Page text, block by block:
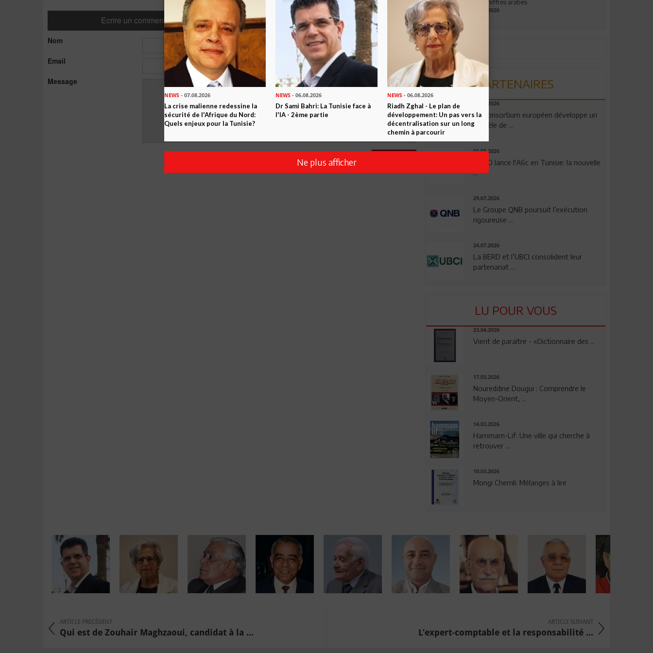
Ecrire un commentaire Commenter
Nom
Email
Message
aux chiffres arabes
09.07.2026
PARTENAIRES
06.08.2026
Un consortium européen développe un
modèle de ...
04.08.2026
OPPO lance l'A6c en Tunisie: la nouvelle
...
29.07.2026
Le Groupe QNB poursuit l’exécution
rigoureuse ...
24.07.2026
La BERD et l’UBCI consolident leur
partenariat ...
LU POUR VOUS
23.04.2026
Vient de paraître - «Dictionnaire des ...
17.03.2026
Noureddine Dougui : Comprendre le
Moyen-Orient, ...
14.03.2026
Hammam-Lif: Une ville qui cherche à
retrouver ...
10.03.2026
Mongi Chemli: Mélanges à lire
ARTICLE PRÉCÉDENT
Qui est de Zouhair Maghzaoui, candidat à la ...
ARTICLE SUIVANT
L’expert-comptable et la responsabilité ...
NEWS - 07.08.2026
La crise malienne redessine la
sécurité de l'Afrique du Nord:
Quels enjeux pour la Tunisie?
NEWS - 06.08.2026
Dr Sami Bahri: La Tunisie face à
l'IA - 2ème partie
NEWS- 06.08.2026
Riadh Zghal - Le plan de
développement: Un pas vers la
décentralisation sur un long
chemin à parcourir
Ne plus afficher